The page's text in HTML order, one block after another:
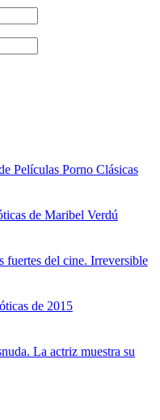
Películas Porno Clásicas
de Maribel Verdú
fuertes del cine. Irreversible
de 2015
La actriz muestra su